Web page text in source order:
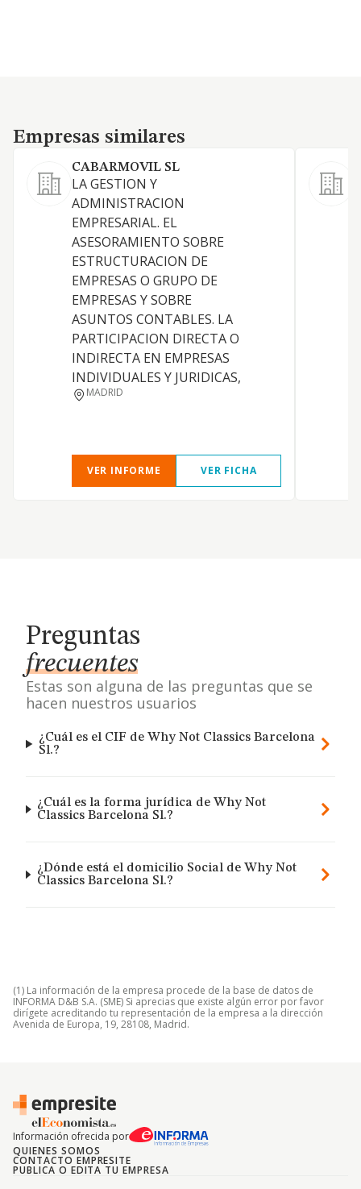
Empresas similares
Empresas similares
CABARMOVIL SL
LA GESTION Y
ADMINISTRACION
EMPRESARIAL. EL
ASESORAMIENTO SOBRE
ESTRUCTURACION DE
EMPRESAS O GRUPO DE
EMPRESAS Y SOBRE
ASUNTOS CONTABLES. LA
PARTICIPACION DIRECTA O
INDIRECTA EN EMPRESAS
INDIVIDUALES Y JURIDICAS,
MADRID
VER INFORME VER FICHA
Preguntas
frecuentes
Estas son alguna de las preguntas que se
hacen nuestros usuarios
¿Cuál es el CIF de Why Not Classics Barcelona
Sl.?
¿Cuál es la forma jurídica de Why Not
Classics Barcelona Sl.?
¿Dónde está el domicilio Social de Why Not
Classics Barcelona Sl.?
(1) La información de la empresa procede de la base de datos de
INFORMA D&B S.A. (SME) Si aprecias que existe algún error por favor
dirígete acreditando tu representación de la empresa a la dirección
Avenida de Europa, 19, 28108, Madrid.
Información ofrecida por
QUIENES SOMOS
CONTACTO EMPRESITE
PUBLICA O EDITA TU EMPRESA